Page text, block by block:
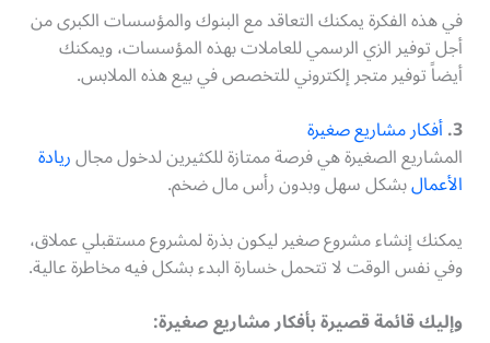
في هذه الفكرة يمكنك التعاقد مع البنوك والمؤسسات الكبرى من
أجل توفير الزي الرسمي للعاملات بهذه المؤسسات، ويمكنك
أيضاً توفير متجر إلكتروني للتخصص في بيع هذه الملابس.
3. أفكار مشاريع صغيرة
المشاريع الصغيرة هي فرصة ممتازة للكثيرين لدخول مجالريادة
الأعمالبشكل سهل وبدون رأس مال ضخم.
يمكنك إنشاء مشروع صغير ليكون بذرة لمشروع مستقبلي عملاق،
وفي نفس الوقت لا تتحمل خسارة البدء بشكل فيه مخاطرة عالية.
وإليك قائمة قصيرة بأفكار مشاريع صغيرة: